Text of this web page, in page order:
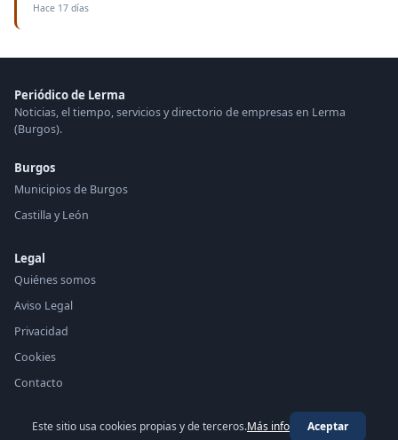
Hace 17 días
Periódico de Lerma
Noticias, el tiempo, servicios y directorio de empresas en Lerma
(Burgos).
Burgos
Municipios de Burgos
Castilla y León
Legal
Quiénes somos
Aviso Legal
Privacidad
Cookies
Contacto
© 2026 Periódico de Lerma ·periodico.top
Este sitio usa cookies propias y de terceros.Más info Aceptar